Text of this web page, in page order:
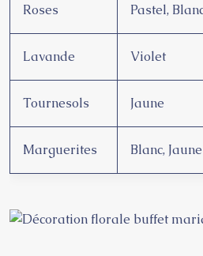
Roses Pastel,
Lavande Violet
Tournesols Jaune
Marguerites Blanc, Jaune